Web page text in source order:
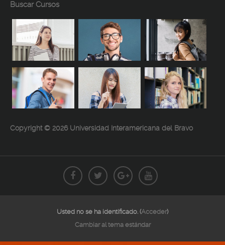
Buscar Cursos
Copyright © 2026 Universidad Interamericana del Bravo
Usted no se ha identificado. (Acceder)
Cambiar al tema estándar